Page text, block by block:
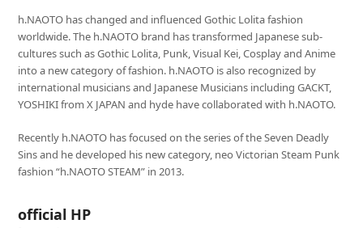
h.NAOTO has changed and influenced Gothic Lolita fashion
worldwide. The h.NAOTO brand has transformed Japanese sub-
cultures such as Gothic Lolita, Punk, Visual Kei, Cosplay and Anime
into a new category of fashion. h.NAOTO is also recognized by
international musicians and Japanese Musicians including GACKT,
YOSHIKI from X JAPAN and hyde have collaborated with h.NAOTO.
Recently h.NAOTO has focused on the series of the Seven Deadly
Sins and he developed his new category, neo Victorian Steam Punk
fashion “h.NAOTO STEAM” in 2013.
official HP